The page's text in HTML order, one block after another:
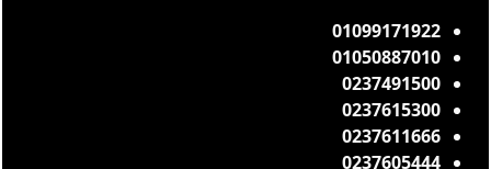
01099171922
01050887010
0237491500
0237615300
0237611666
0237605444